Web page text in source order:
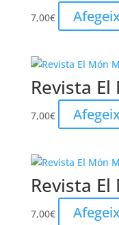
7,00€
Revista
7,00€
Revista
7,00€